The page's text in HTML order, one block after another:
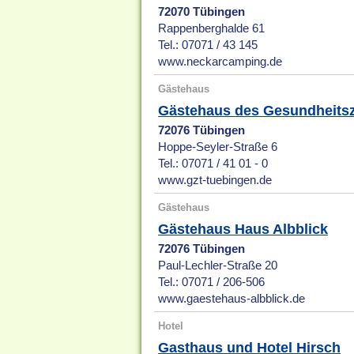
72070 Tübingen
Rappenberghalde 61
Tel.: 07071 / 43 145
www.neckarcamping.de
Gästehaus
Gästehaus des
72076 Tübingen
Hoppe-Seyler-Straße 6
Tel.: 07071 / 41 01 - 0
www.gzt-tuebingen.de
Gästehaus
Gästehaus Haus Albblick
72076 Tübingen
Paul-Lechler-Straße 20
Tel.: 07071 / 206-506
www.gaestehaus-albblick.de
Hotel
Gasthaus und Hotel Hirsch